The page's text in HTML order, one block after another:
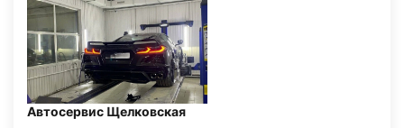
Автосервис Щелковская